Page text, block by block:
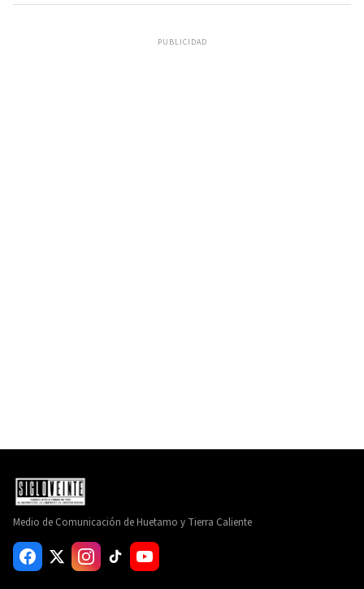
PUBLICIDAD
Medio de Comunicación de Huetamo y Tierra Caliente